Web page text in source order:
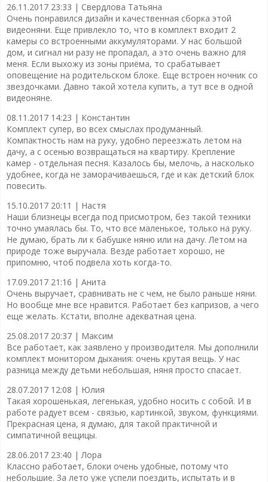
26.11.2017 23:33 | Свердлова Татьяна
Очень понравился дизайн и качественная сборка этой
видеоняни. Еще привлекло то, что в комплект входит 2
камеры со встроенными аккумуляторами. У нас большой
дом, и сигнал ни разу не пропадал, а это очень важно для
меня. Если выхожу из зоны приёма, то срабатывает
оповещение на родительском блоке. Еще встроен ночник со
звездочками. Давно такой хотела купить, а тут все в одной
видеоняне.
08.11.2017 14:23 | Константин
Комплект супер, во всех смыслах продуманный.
Компактность нам на руку, удобно переезжать летом на
дачу, а с осенью возвращаться на квартиру. Крепление
камер - отдельная песня. Казалось бы, мелочь, а насколько
удобнее, когда не заморачиваешься, где и как детский блок
повесить.
15.10.2017 20:11 | Настя
Наши близнецы всегда под присмотром, без такой техники
точно умаялась бы. То, что все маленькое, только на руку.
Не думаю, брать ли к бабушке няню или на дачу. Летом на
природе тоже выручала. Везде работает хорошо, не
припомню, чтоб подвела хоть когда-то.
17.09.2017 21:16 | Анита
Очень выручает, сравнивать не с чем, не было раньше няни.
Но вообще мне все нравится. Работает без капризов, а чего
еще желать. Кстати, вполне адекватная цена.
25.08.2017 20:37 | Максим
Все работает, как заявлено у производителя. Мы дополнили
комплект монитором дыхания: очень крутая вещь. У нас
разница между детьми небольшая, няня просто спасает.
28.07.2017 12:08 | Юлия
Такая хорошенькая, легенькая, удобно носить с собой. И в
работе радует всем - связью, картинкой, звуком, функциями.
Прекрасная цена, я думаю, для такой практичной и
симпатичной вещицы.
28.06.2017 23:40 | Лора
Классно работает, блоки очень удобные, потому что
небольшие. За лето уже успели поездить, испытать и в